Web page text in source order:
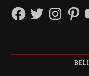
FacebookTwitterInstagram